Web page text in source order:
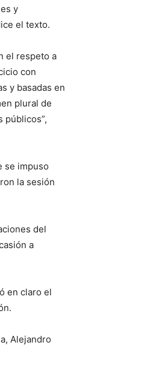
y
el texto.
el respeto a
con
y basadas en
plural de
públicos”,
se impuso
la sesión
del
a
en claro el
Alejandro